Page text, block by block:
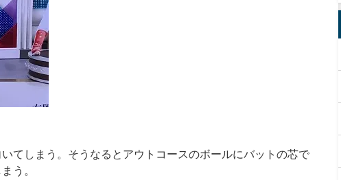
てしまう。そうなるとアウトコースのボールにバットの芯で
う。